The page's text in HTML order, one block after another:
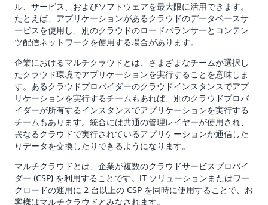
ル、サービス、およびソフトウェアを最大限に活用できます。
たとえば、アプリケーションがあるクラウドのデータベースサ
ービスを使用し、別のクラウドのロードバランサーとコンテン
ツ配信ネットワークを使用する場合があります。
企業におけるマルチクラウドとは、さまざまなチームが選択し
たクラウド環境でアプリケーションを実行することを意味しま
す。あるクラウドプロバイダーのクラウドインスタンスでアプ
リケーションを実行するチームもあれば、別のクラウドプロバ
イダーが所有するインスタンスでアプリケーションを実行する
チームもあります。統合には共通の管理レイヤーが使用され、
異なるクラウドで実行されているアプリケーションが通信した
りデータを交換したりできるようになります。
マルチクラウドとは、企業が複数のクラウドサービスプロバイ
ダー (CSP) を利用することです。IT ソリューションまたはワー
クロードの運用に 2 台以上の CSP を同時に使用することで、お
客様はマルチクラウドとみなされます。